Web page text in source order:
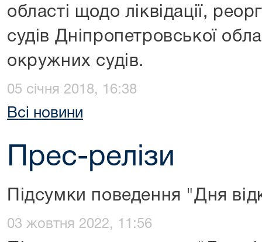
області щодо ліквідації,
судів Дніпропетровської
окружних судів.
05 січня 2018, 16:38
Всі новини
Прес-релізи
Підсумки поведення "Дня
03 жовтня 2022, 11:56